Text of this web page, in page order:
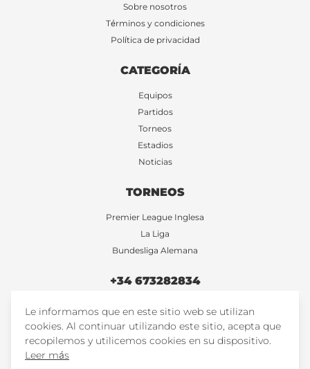
Sobre nosotros
Términos y condiciones
Política de privacidad
CATEGORÍA
Equipos
Partidos
Torneos
Estadios
Noticias
TORNEOS
Premier League Inglesa
La Liga
Bundesliga Alemana
+34 673282834
FootballTicketsStore
FootballTicketsStore
Le informamos que en este sitio web se utilizan
cookies. Al continuar utilizando este sitio, acepta que
recopilemos y utilicemos cookies en su dispositivo.
Leer más